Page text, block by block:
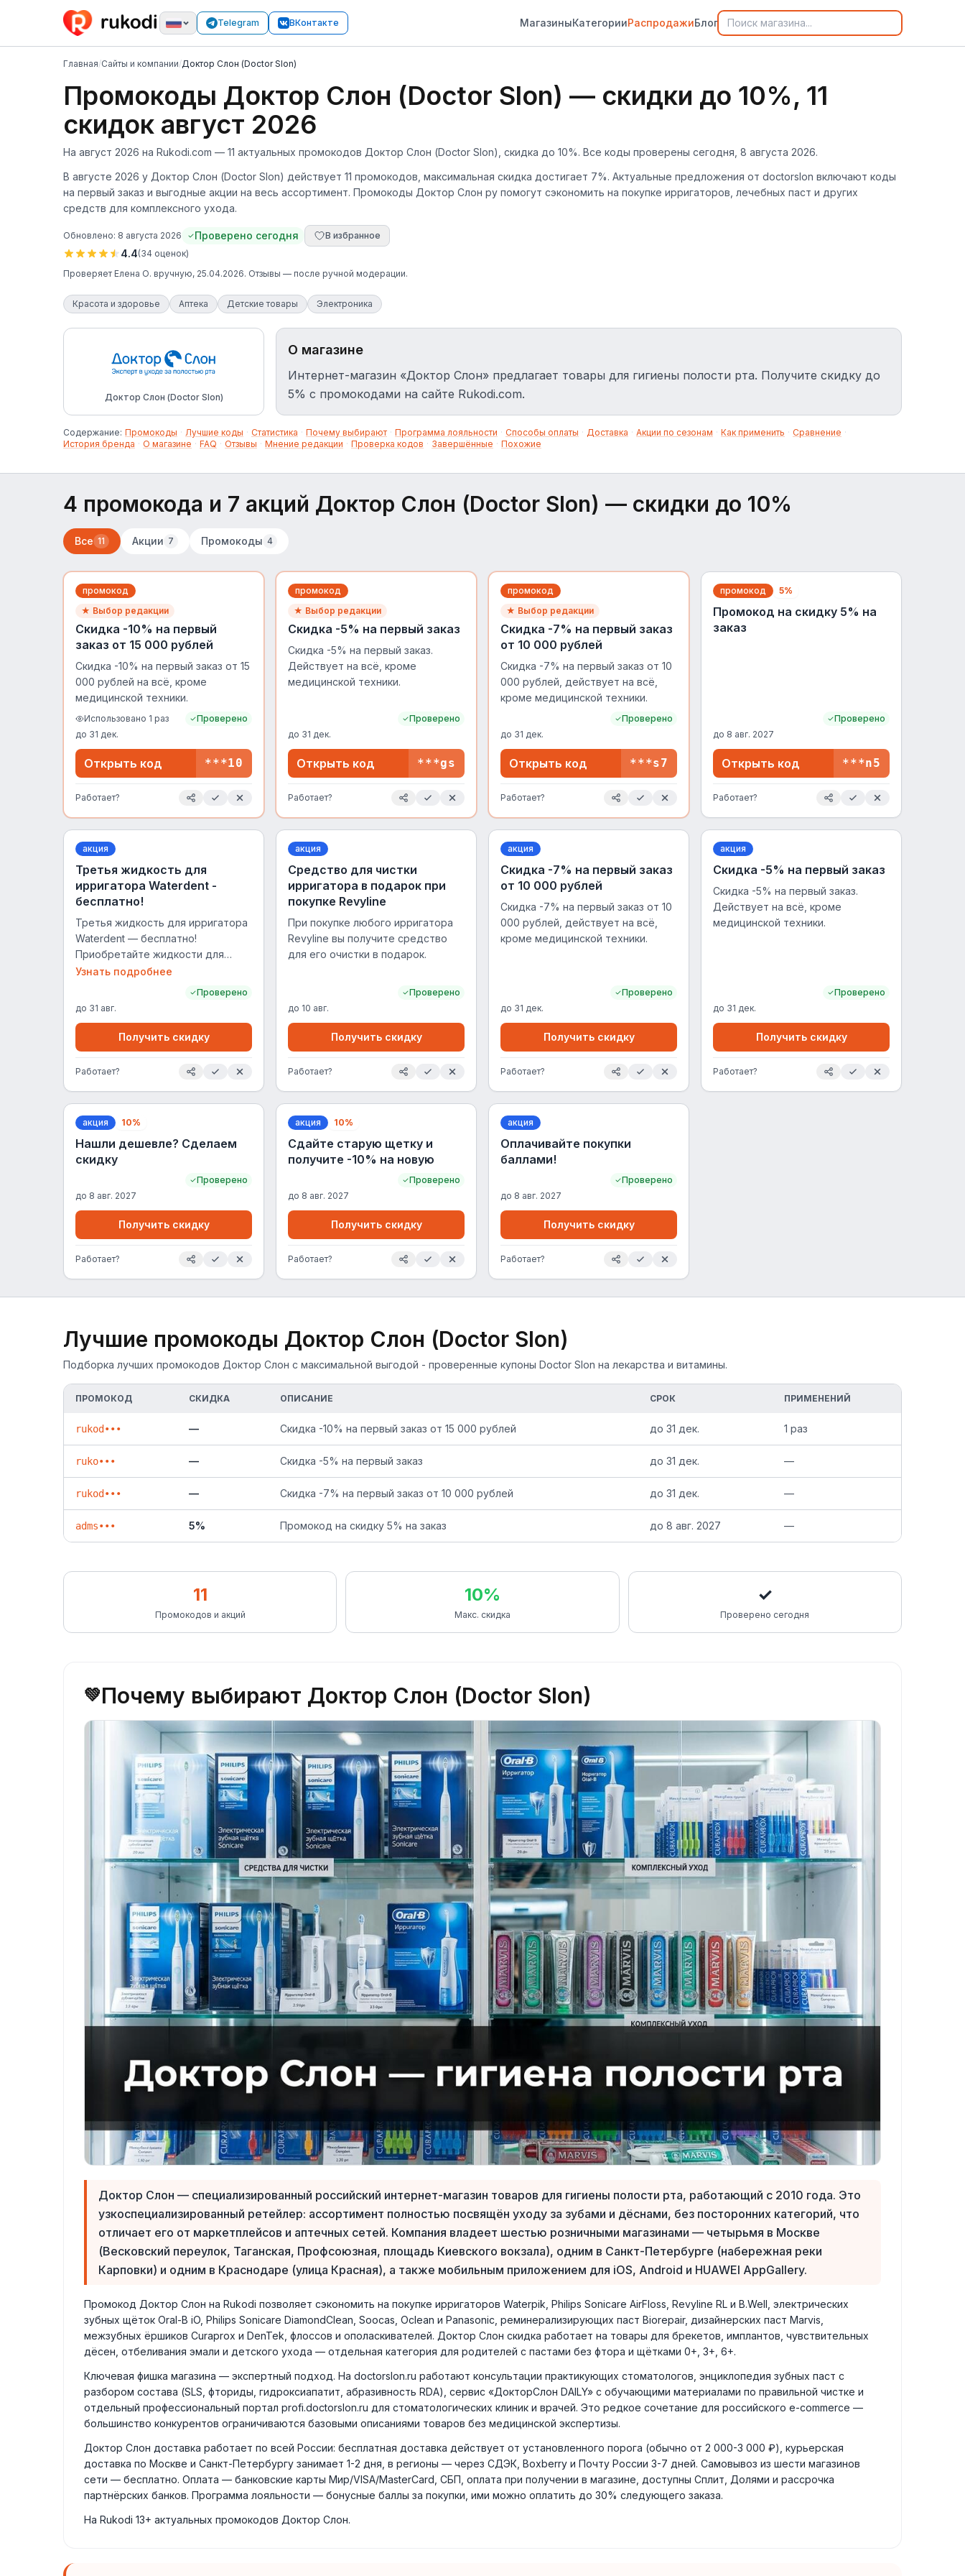
Telegram ВКонтакте МагазиныКатегорииРаспродажиБлог
Главная/Сайты и компании/Доктор Слон (Doctor Slon)
Промокоды Доктор Слон (Doctor Slon) — скидки до 10%, 11
скидок август 2026
На август 2026 на Rukodi.com — 11 актуальных промокодов Доктор Слон (Doctor Slon), скидка до 10%. Все коды проверены сегодня, 8 августа 2026.
В августе 2026 у Доктор Слон (Doctor Slon) действует 11 промокодов, максимальная скидка достигает 7%. Актуальные предложения от doctorslon включают коды
на первый заказ и выгодные акции на весь ассортимент. Промокоды Доктор Слон ру помогут сэкономить на покупке ирригаторов, лечебных паст и других
средств для комплексного ухода.
Обновлено: 8 августа 2026 Проверено сегодня В избранное
4.4(34 оценок)
Проверяет Елена О. вручную, 25.04.2026. Отзывы — после ручной модерации.
Красота и здоровье Аптека Детские товары Электроника
Доктор Слон (Doctor Slon)
О магазине
Интернет-магазин «Доктор Слон» предлагает товары для гигиены полости рта. Получите скидку до
5% с промокодами на сайте Rukodi.com.
Содержание: Промокоды · Лучшие коды · Статистика · Почему выбирают · Программа лояльности · Способы оплаты · Доставка · Акции по сезонам · Как применить · Сравнение ·
История бренда · О магазине · FAQ · Отзывы · Мнение редакции · Проверка кодов · Завершённые · Похожие
4 промокода и 7 акций Доктор Слон (Doctor Slon) — скидки до 10%
Все 11 Акции 7 Промокоды 4
промокод
★ Выбор редакции
Скидка -10% на первый
заказ от 15 000 рублей
Скидка -10% на первый заказ от 15
000 рублей на всё, кроме
медицинской техники.
Использовано 1 раз
Проверено
до 31 дек.
Открыть код ***10
Работает?
промокод
★ Выбор редакции
Скидка -5% на первый заказ
Скидка -5% на первый заказ.
Действует на всё, кроме
медицинской техники.
Проверено
до 31 дек.
Открыть код ***gs
Работает?
промокод
★ Выбор редакции
Скидка -7% на первый заказ
от 10 000 рублей
Скидка -7% на первый заказ от 10
000 рублей, действует на всё,
кроме медицинской техники.
Проверено
до 31 дек.
Открыть код ***s7
Работает?
промокод 5%
Промокод на скидку 5% на
заказ
Проверено
до 8 авг. 2027
Открыть код ***n5
Работает?
акция
Третья жидкость для
ирригатора Waterdent -
бесплатно!
Третья жидкость для ирригатора
Waterdent — бесплатно!
Приобретайте жидкости для
ирригатора по самой выгодной
Узнать подробнее
Проверено
до 31 авг.
Получить скидку
Работает?
акция
Средство для чистки
ирригатора в подарок при
покупке Revyline
При покупке любого ирригатора
Revyline вы получите средство
для его очистки в подарок.
Проверено
до 10 авг.
Получить скидку
Работает?
акция
Скидка -7% на первый заказ
от 10 000 рублей
Скидка -7% на первый заказ от 10
000 рублей, действует на всё,
кроме медицинской техники.
Проверено
до 31 дек.
Получить скидку
Работает?
акция
Скидка -5% на первый заказ
Скидка -5% на первый заказ.
Действует на всё, кроме
медицинской техники.
Проверено
до 31 дек.
Получить скидку
Работает?
акция 10%
Нашли дешевле? Сделаем
скидку
Проверено
до 8 авг. 2027
Получить скидку
Работает?
акция 10%
Сдайте старую щетку и
получите -10% на новую
Проверено
до 8 авг. 2027
Получить скидку
Работает?
акция
Оплачивайте покупки
баллами!
Проверено
до 8 авг. 2027
Получить скидку
Работает?
Лучшие промокоды Доктор Слон (Doctor Slon)
Подборка лучших промокодов Доктор Слон с максимальной выгодой - проверенные купоны Doctor Slon на лекарства и витамины.
ПРОМОКОД СКИДКА ОПИСАНИЕ СРОК ПРИМЕНЕНИЙ
rukod••• — Скидка -10% на первый заказ от 15 000 рублей до 31 дек. 1 раз
ruko••• — Скидка -5% на первый заказ до 31 дек. —
rukod••• — Скидка -7% на первый заказ от 10 000 рублей до 31 дек. —
adms••• 5% Промокод на скидку 5% на заказ до 8 авг. 2027 —
11
Промокодов и акций
10%
Макс. скидка
✓
Проверено сегодня
💚Почему выбирают Доктор Слон (Doctor Slon)
Доктор Слон — специализированный российский интернет-магазин товаров для гигиены полости рта, работающий с 2010 года. Это
узкоспециализированный ретейлер: ассортимент полностью посвящён уходу за зубами и дёснами, без посторонних категорий, что
отличает его от маркетплейсов и аптечных сетей. Компания владеет шестью розничными магазинами — четырьмя в Москве
(Весковский переулок, Таганская, Профсоюзная, площадь Киевского вокзала), одним в Санкт-Петербурге (набережная реки
Карповки) и одним в Краснодаре (улица Красная), а также мобильным приложением для iOS, Android и HUAWEI AppGallery.
Промокод Доктор Слон на Rukodi позволяет сэкономить на покупке ирригаторов Waterpik, Philips Sonicare AirFloss, Revyline RL и B.Well, электрических
зубных щёток Oral-B iO, Philips Sonicare DiamondClean, Soocas, Oclean и Panasonic, реминерализирующих паст Biorepair, дизайнерских паст Marvis,
межзубных ёршиков Curaprox и DenTek, флоссов и ополаскивателей. Доктор Слон скидка работает на товары для брекетов, имплантов, чувствительных
дёсен, отбеливания эмали и детского ухода — отдельная категория для родителей с пастами без фтора и щётками 0+, 3+, 6+.
Ключевая фишка магазина — экспертный подход. На doctorslon.ru работают консультации практикующих стоматологов, энциклопедия зубных паст с
разбором состава (SLS, фториды, гидроксиапатит, абразивность RDA), сервис «ДокторСлон DAILY» с обучающими материалами по правильной чистке и
отдельный профессиональный портал profi.doctorslon.ru для стоматологических клиник и врачей. Это редкое сочетание для российского e-commerce —
большинство конкурентов ограничиваются базовыми описаниями товаров без медицинской экспертизы.
Доктор Слон доставка работает по всей России: бесплатная доставка действует от установленного порога (обычно от 2 000-3 000 ₽), курьерская
доставка по Москве и Санкт-Петербургу занимает 1-2 дня, в регионы — через СДЭК, Boxberry и Почту России 3-7 дней. Самовывоз из шести магазинов
сети — бесплатно. Оплата — банковские карты Мир/VISA/MasterCard, СБП, оплата при получении в магазине, доступны Сплит, Долями и рассрочка
партнёрских банков. Программа лояльности — бонусные баллы за покупки, ими можно оплатить до 30% следующего заказа.
На Rukodi 13+ актуальных промокодов Доктор Слон.